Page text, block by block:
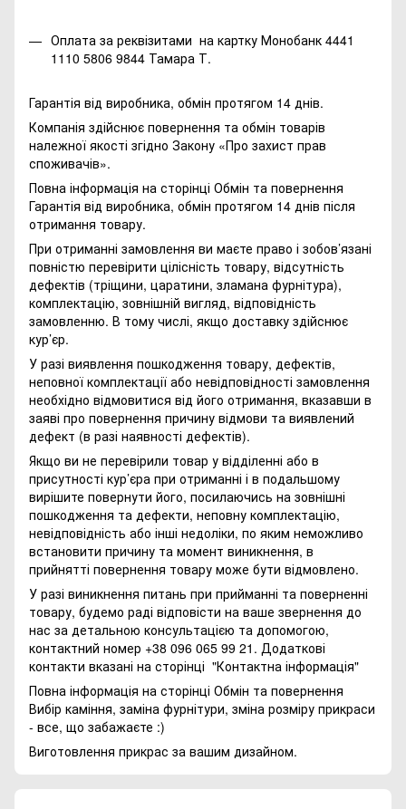
Оплата за реквізитами на картку Монобанк 4441
1110 5806 9844 Тамара Т.
Гарантія від виробника, обмін протягом 14 днів.
Компанія здійснює повернення та обмін товарів
належної якості згідно Закону «Про захист прав
споживачів».
Повна інформація на сторінці Обмін та повернення
Гарантія від виробника, обмін протягом 14 днів після
отримання товару.
При отриманні замовлення ви маєте право і зобов’язані
повністю перевірити цілісність товару, відсутність
дефектів (тріщини, царатини, зламана фурнітура),
комплектацію, зовнішній вигляд, відповідність
замовленню. В тому числі, якщо доставку здійснює
кур’єр.
У разі виявлення пошкодження товару, дефектів,
неповної комплектації або невідповідності замовлення
необхідно відмовитися від його отримання, вказавши в
заяві про повернення причину відмови та виявлений
дефект (в разі наявності дефектів).
Якщо ви не перевірили товар у відділенні або в
присутності кур’єра при отриманні і в подальшому
вирішите повернути його, посилаючись на зовнішні
пошкодження та дефекти, неповну комплектацію,
невідповідність або інші недоліки, по яким неможливо
встановити причину та момент виникнення, в
прийнятті повернення товару може бути відмовлено.
У разі виникнення питань при прийманні та поверненні
товару, будемо раді відповісти на ваше звернення до
нас за детальною консультацією та допомогою,
контактний номер +38 096 065 99 21. Додаткові
контакти вказані на сторінці "Контактна інформація"
Повна інформація на сторінці Обмін та повернення
Вибір каміння, заміна фурнітури, зміна розміру прикраси
- все, що забажаєте :)
Виготовлення прикрас за вашим дизайном.